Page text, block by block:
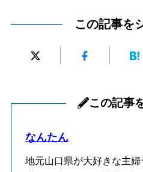
この記事を
この記事
なんたん
地元山口県が大好きな主婦